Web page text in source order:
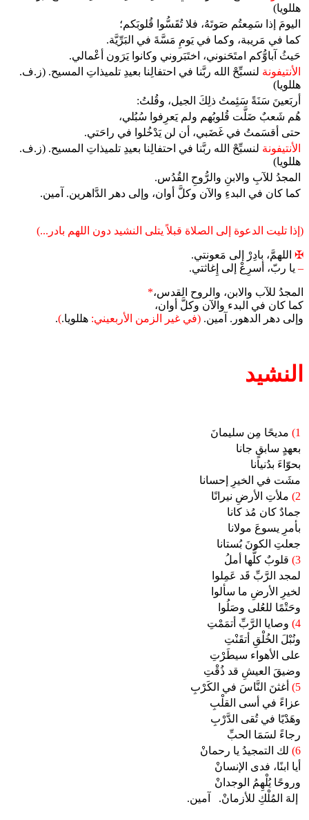
هللويا)
اليومَ إذا سَمِعتُم صَوتَهُ، فلا تُقَسُّوا قُلوبَكم؛
كما في مَريبة، وكما في يَومِ مَسَّةَ في البَرِّيَّة.
حَيثُ آباوُّكم امتَحَنوني، اختَبَروني وكانوا يَرَون أعْمالي.
الأنتيفونة لنسبِّحْ الله ربَّنا في احتفالِنا بعيدِ تلميذاتِ المسيح. (ز.ف.
هللويا)
أربَعينَ سَنَةً سَئِمتُ ذلِكَ الجيل، وقُلتُ:
هُم شَعبٌ ضَلَّت قُلوبُهم ولم يَعرِفوا سُبُلي،
حتى أقسَمتُ في غَضَبي، أن لن يَدْخُلوا في راحَتي.
الأنتيفونة لنسبِّحْ الله ربَّنا في احتفالِنا بعيدِ تلميذاتِ المسيح. (ز.ف.
هللويا)
المجدُ للآبِ والابنِ والرُّوحِ القُدُس.
كما كان في البدءِ والآن وكلَّ أوان، وإلى دهر الدَّاهرين. آمين.
(إذا تليت الدعوة إلى الصلاة قبلاً يتلى النشيد دون اللهم بادر...)
✠ اللهمَّ، بادِرْ إلى مَعونتي.
– يا ربّ، أسرِعْ إلى إِغاثتي.
المجدُ للآب والابن، والروح القدس،*
كما كان في البدء والآن وكلَّ أوان،
وإلى دهر الدهور. آمين. (في غير الزمن الأربعيني: هللويا.)
.
النشيد
1)
مديحًا مِن سليمانَ
بعهدٍ سابقٍ جانا
بحوّاءَ بدُنيانا
مشَت في الخيرِ إحسانا
2)
ملأتِ الأرضِ نيرانًا
جمادٌ كان مُذ كانا
بأمرِ يسوعَ مولانا
جعلتِ الكونَ بُستانا
3) قلوبٌ كلُّها أملُ
لمجد الرَّبِّ قَد عَمِلوا
لخيرِ الأرضِ ما سألوا
وحَتْمًا للعُلى وصَلُوا
4) وصايا الرَّبِّ أتمَمْتِ
ونُبْلَ الخُلْقِ أتقَنْتِ
على الأهواء سيطَرْتِ
وضيقَ العيشِ قد ذُقْتِ
5)
أغثنَ النَّاسَ في الكَرْبِ
عزاءً في أسى القلْبِ
وهَدْيًا في تُقى الدَّرْبِ
رجاءً لسَمَا الحبِّ
6) لك التمجيدُ يا رحمانْ
أيا ابنًا، فدى الإنسانْ
وروحًا يُلْهِمُ الوجدانْ
إلهَ المُلْكِ للأزمانْ.
آمين.